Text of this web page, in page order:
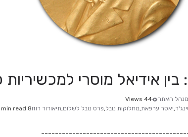
אידיאל מוסרי למכשיריות
מנהל האתר
44 Views
,יאסר ערפאת,מחלוקות נובל,פרס נובל לשלום,תיאודור רוזו8 min read